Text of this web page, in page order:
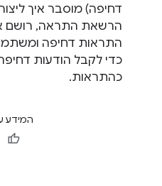
דחיפה) מוסבר איך
הרשאת התראה, רושם
כדי לקבל הודעות
כהתראות.
המידע